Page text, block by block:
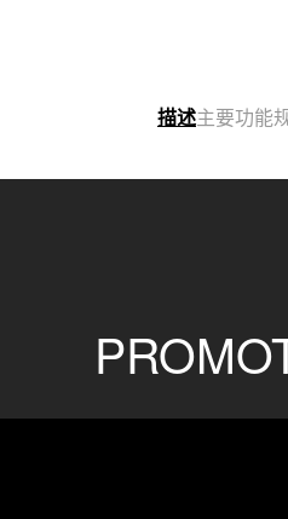
描述主要功能